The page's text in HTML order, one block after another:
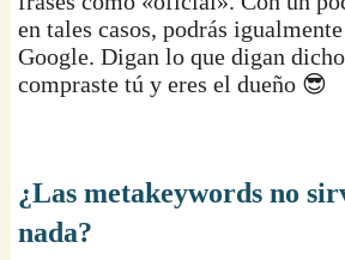
en tales casos, podrás
Google. Digan lo que digan
compraste tú y eres el dueño 😎
¿Las metakeywords no
nada?